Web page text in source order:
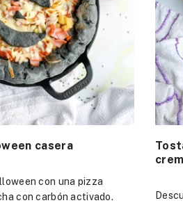
casera
con una pizza
con carbón activado.